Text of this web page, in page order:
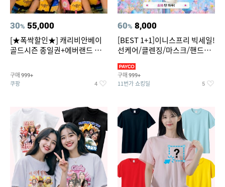
30% 55,000
[★폭싹할인★] 캐리비안베이
골드시즌 종일권+에버랜드 오
구매 999+
쿠팡 4
60% 8,000
[BEST 1+1]이니스프리 빅세일!
선케어/클렌징/마스크/핸드크
구매 999+
11번가 쇼킹딜 5